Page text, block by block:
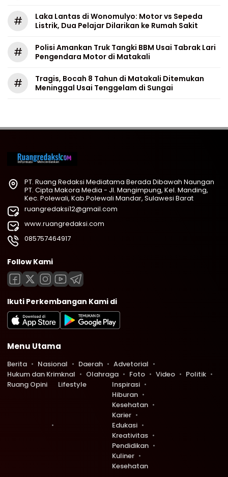
#
Laka Lantas di Wonomulyo: Motor vs Sepeda
Listrik, Dua Pelajar Dilarikan ke Rumah Sakit
#
Polisi Amankan Truk Tangki BBM Usai Tabrak Lari
Pengendara Motor di Matakali
#
Tragis, Bocah 8 Tahun di Matakali Ditemukan
Meninggal Usai Tenggelam di Sungai
PT. Ruang Redaksi Mediatama Berada Dibawah Naungan
PT. Cipta Makora Media - Jl. Mangimpung, Kel. Manding,
Kec. Polewali, Kab.Polewali Mandar, Sulawesi Barat
ruangredaksi12@gmail.com
www.ruangredaksi.com
085757464917
Follow Kami
Ikuti Perkembangan Kami di
Menu Utama
Berita Nasional Daerah
Advetorial
Hukum dan Krimknal
Olahraga Foto Video
Politik
Ruang Opini
Lifestyle
Inspirasi
Hiburan
Kesehatan
Karier
Edukasi
Kreativitas
Pendidikan
Kuliner
Kesehatan